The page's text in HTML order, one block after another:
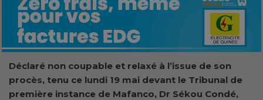
Déclaré non coupable et relaxé à l’issue de son
procès, tenu ce lundi 19 mai devant le Tribunal de
première instance de Mafanco, Dr Sékou Condé,